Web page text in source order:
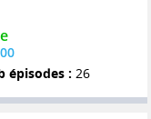
épisodes : 26